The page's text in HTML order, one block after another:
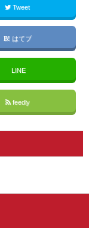
Tweet
はてブ
LINE
feedly